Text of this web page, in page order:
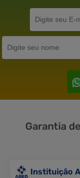
Garantia de
Instituição